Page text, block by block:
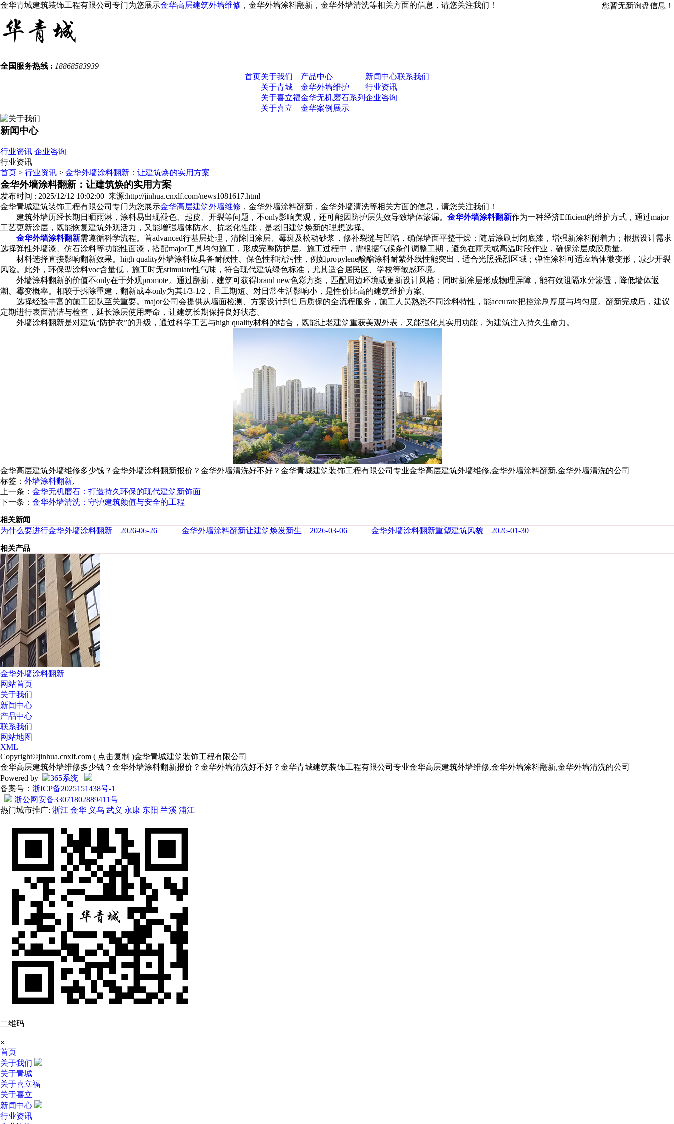
金华青城建筑装饰工程有限公司专门为您展示金华高层建筑外墙维修 ，金华外墙涂料翻新，金华外墙清洗等相关方面的信息，请您关注我们！ 您暂无新询盘信息！
全国服务热线 : 18868583939
首页关于我们
关于青城
关于喜立福
关于喜立
产品中心
金华外墙维护
金华无机磨石系列
金华案例展示
新闻中心
行业资讯
企业咨询
联系我们
新闻中心
+
行业资讯 企业咨询
行业资讯
首页 > 行业资讯 > 金华外墙涂料翻新：让建筑焕的实用方案
金华外墙涂料翻新：让建筑焕的实用方案
发布时间 : 2025/12/12 10:02:00 来源:http://jinhua.cnxlf.com/news1081617.html
金华青城建筑装饰工程有限公司专门为您展示金华高层建筑外墙维修 ，金华外墙涂料翻新，金华外墙清洗等相关方面的信息，请您关注我们！
建筑外墙历经长期日晒雨淋，涂料易出现褪色、起皮、开裂等问题，不only影响美观，还可能因防护层失效导致墙体渗漏。 金华外墙涂料翻新作为一种经济Efficient的维护方式，通过major
工艺更新涂层，既能恢复建筑外观活力，又能增强墙体防水、抗老化性能，是老旧建筑焕新的理想选择。
金华外墙涂料翻新需遵循科学流程。首advanced行基层处理，清除旧涂层、霉斑及松动砂浆，修补裂缝与凹陷，确保墙面平整干燥；随后涂刷封闭底漆，增强新涂料附着力；根据设计需求
选择弹性外墙漆、仿石涂料等功能性面漆，搭配major工具均匀施工，形成完整防护层。施工过程中，需根据气候条件调整工期，避免在雨天或高温时段作业，确保涂层成膜质量。
材料选择直接影响翻新效果。high quality外墙涂料应具备耐候性、保色性和抗污性，例如propylene酸酯涂料耐紫外线性能突出，适合光照强烈区域；弹性涂料可适应墙体微变形，减少开裂
风险。此外，环保型涂料voc含量低，施工时无stimulate性气味，符合现代建筑绿色标准，尤其适合居民区、学校等敏感环境。
外墙涂料翻新的价值不only在于外观promote。通过翻新，建筑可获得brand new色彩方案，匹配周边环境或更新设计风格；同时新涂层形成物理屏障，能有效阻隔水分渗透，降低墙体返
潮、霉变概率。相较于拆除重建，翻新成本only为其1/3-1/2，且工期短、对日常生活影响小，是性价比高的建筑维护方案。
选择经验丰富的施工团队至关重要。major公司会提供从墙面检测、方案设计到售后质保的全流程服务，施工人员熟悉不同涂料特性，能accurate把控涂刷厚度与均匀度。翻新完成后，建议
定期进行表面清洁与检查，延长涂层使用寿命，让建筑长期保持良好状态。
外墙涂料翻新是对建筑“防护衣”的升级，通过科学工艺与high quality材料的结合，既能让老建筑重获美观外表，又能强化其实用功能，为建筑注入持久生命力。
金华高层建筑外墙维修多少钱？金华外墙涂料翻新报价？金华外墙清洗好不好？金华青城建筑装饰工程有限公司专业金华高层建筑外墙维修,金华外墙涂料翻新,金华外墙清洗的公司
标签： 外墙涂料翻新,
上一条： 金华无机磨石：打造持久环保的现代建筑新饰面
下一条： 金华外墙清洗：守护建筑颜值与安全的工程
相关新闻
为什么要进行金华外墙涂料翻新 2026-06-26 金华外墙涂料翻新让建筑焕发新生 2026-03-06 金华外墙涂料翻新重塑建筑风貌 2026-01-30
相关产品
金华外墙涂料翻新
网站首页
关于我们
新闻中心
产品中心
联系我们
网站地图
XML
Copyright©jinhua.cnxlf.com ( 点击复制 )金华青城建筑装饰工程有限公司
金华高层建筑外墙维修多少钱？金华外墙涂料翻新报价？金华外墙清洗好不好？金华青城建筑装饰工程有限公司专业金华高层建筑外墙维修,金华外墙涂料翻新,金华外墙清洗的公司
Powered by
备案号： 浙ICP备2025151438号-1
浙公网安备33071802889411号
热门城市推广: 浙江 金华 义乌 武义 永康 东阳 兰溪 浦江
二维码
×
首页
关于我们
关于青城
关于喜立福
关于喜立
新闻中心
行业资讯